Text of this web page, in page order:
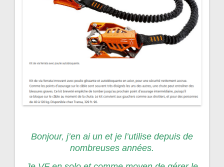
Bonjour, j’en ai un et je l’utilise depuis de
nombreuses années.